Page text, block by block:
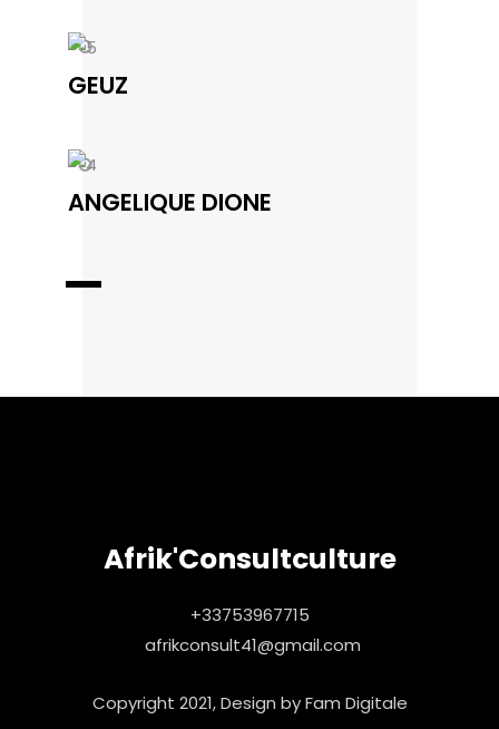
GEUZ
ANGELIQUE DIONE
Afrik'Consultculture
+33753967715
afrikconsult41@gmail.com
Copyright 2021, Design byFam Digitale